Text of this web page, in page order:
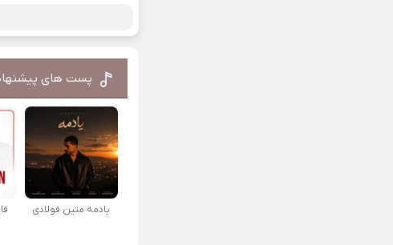
پست های
یادمه متین فولادی